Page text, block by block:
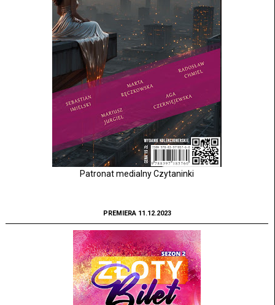
Patronat medialny Czytaninki
PREMIERA 11.12.2023